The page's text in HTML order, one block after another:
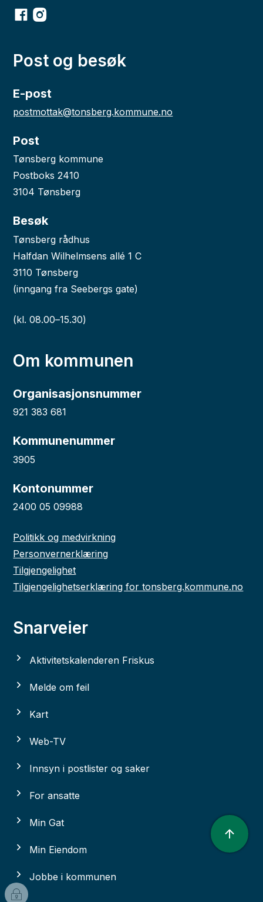
Facebook
Instagram
Post og besøk
E-post
postmottak@tonsberg.kommune.no
Post
Tønsberg kommune
Postboks 2410
3104 Tønsberg
Besøk
Tønsberg rådhus
Halfdan Wilhelmsens allé 1 C
3110 Tønsberg
(inngang fra Seebergs gate)
(kl. 08.00–15.30)
Om kommunen
Organisasjonsnummer
921 383 681
Kommunenummer
3905
Kontonummer
2400 05 09988
Politikk og medvirkning
Personvernerklæring
Tilgjengelighet
Tilgjengelighetserklæring for tonsberg.kommune.no
Snarveier
Aktivitetskalenderen Friskus
Melde om feil
Kart
Web-TV
Innsyn i postlister og saker
For ansatte
Min Gat
Min Eiendom
Jobbe i kommunen